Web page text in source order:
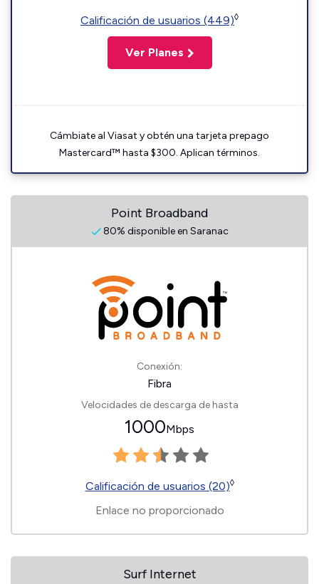
Calificación de usuarios (449)◊
Ver Planes
Cámbiate al Viasat y obtén una tarjeta prepago
Mastercard™ hasta $300. Aplican términos.
Point Broadband
80% disponible en Saranac
Conexión:
Fibra
Velocidades de descarga de hasta
1000Mbps
Calificación de usuarios (20)◊
Enlace no proporcionado
Surf Internet